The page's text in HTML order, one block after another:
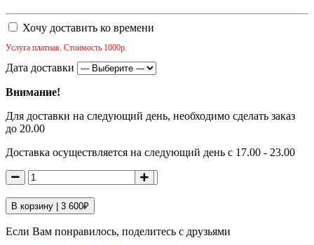
Хочу доставить ко времени
Услуга платная. Стоимость 1000р.
Дата доставки
Внимание!
Для доставки на следующий день, необходимо сделать заказ
до 20.00
Доставка осуществляется на следующий день с 17.00 - 23.00
В корзину | 3 600₽
Если Вам понравилось, поделитесь с друзьями